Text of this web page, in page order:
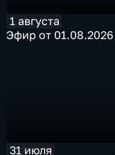
1 августа
Эфир от 01.08.2026
31 июля